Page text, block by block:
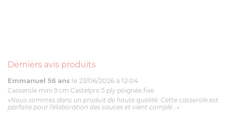
Derniers avis produits
Emmanuel 56 ans le 23/06/2026 à 12:04
Casserole mini 9 cm Castelpro 5 ply poignée fixe
«Nous sommes dans un produit de haute qualité. Cette casserole est
parfaite pour l'élaboration des sauces et vient complé...»